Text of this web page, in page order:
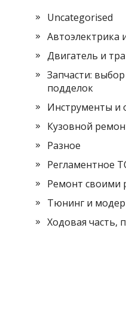
Uncategorised
Автоэлектрика
Двигатель и
Запчасти:
подделок
Инструменты и
Кузовной
Разное
Регламентное
Ремонт своими
Тюнинг и
Ходовая часть,